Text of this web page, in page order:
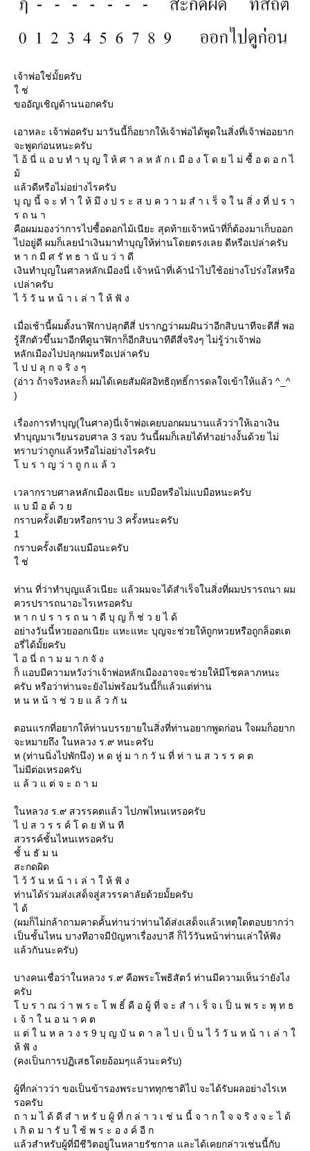
เจ้าพ่อใช่มั้ยครับ
ช่
ขออัญเชิญด้านนอกครับ
เอาหละ เจ้าพ่อครับ มาวันนี้ก็อยากให้เจ้าพ่อได้พูดในสิ่งที่เจ้าพ่ออยาก
จะพูดก่อนหนะครับ
ไ อ้ นี่ แ อ บ ทํ า บุ ญ ใ ห้ ศ า ล ห ลั ก เ มื อ ง โ ด ย ไ ม่ ซื้ อ ด อ ก ไ
ม้
ล้วดีหรือไม่อย่างไรครับ
บุ ญ นี้ จ ะ ทํ า ใ ห้ มึ ง ป ร ะ ส บ ค ว า ม สํ า เ ร็ จ ใ น สิ่ ง ที่ ป ร า
ร ถ น า
คือผมมองว่าการไปซื้อดอกไม้เนียะ สุดท้ายเจ้าหน้าที่ก็ต้องมาเก็บออก
ไปอยู่ดี ผมก็เลยนำเงินมาทำบุญให้ท่านโดยตรงเลย ดีหรือเปล่าครับ
ห า ก มี ศ รั ท ธ า นั บ ว่ า ดี
เงินทำบุญในศาลหลักเมืองนี่ เจ้าหน้าที่เค้านำไปใช้อย่างโปร่งใสหรือ
เปล่าครับ
ไ ว้ วั น ห น้ า เ ล่ า ใ ห้ ฟั ง
เมื่อเช้านี้ผมตั้งนาฬิกาปลุกตีสี่ ปรากฏว่าผมฝันว่าอีกสิบนาทีจะตีสี่ พอ
รู้สึกตัวขึ้นมาอีกทีดูนาฬิกาก็อีกสิบนาทีตีสี่จริงๆ ไม่รู้ว่าเจ้าพ่อ
หลักเมืองไปปลุกผมหรือเปล่าครับ
ไ ป ป ลุ ก จ ริ ง ๆ
(อ่าว ถ้าจริงหละก็ ผมได้เคยสัมผัสอิทธิฤทธิ์การดลใจเข้าให้แล้ว ^_^
)
เรื่องการทำบุญ(ในศาล)นี่เจ้าพ่อเคยบอกผมนานแล้วว่าให้เอาเงิน
ทำบุญมาเวียนรอบศาล 3 รอบ วันนี้ผมก็เลยได้ทำอย่างงั้นด้วย ไม่
ทราบว่าถูกแล้วหรือไม่อย่างไรครับ
บ ร า ญ ว่ า ถู ก แ ล้ ว
เวลากราบศาลหลักเมืองเนียะ แบมือหรือไม่แบมือหนะครับ
บ มื อ ด้ ว
กราบครั้งเดียวหรือกราบ 3 ครั้งหนะครับ
1
กราบครั้งเดียวแบมือนะครับ
ช่
ท่าน ที่ว่าทำบุญแล้วเนียะ แล้วผมจะได้สำเร็จในสิ่งที่ผมปรารถนา ผม
ควรปรารถนาอะไรเหรอครับ
ห า ก ป ร า ร ถ น า ดี บุ ญ ก็ ช่ ว ย ไ ด้
อย่างวันนี้หวยออกเนียะ แหะแหะ บุญจะช่วยให้ถูกหวยหรือถูกล็อตเต
อรี่ได้มั้ยครับ
ไ อ นี่ ถ า ม ม า ก จั ง
ก็ แอบมีความหวังว่าเจ้าพ่อหลักเมืองอาจจะช่วยให้มีโชคลาภหนะ
ครับ หรือว่าท่านจะยังไม่พร้อมวันนี้ก็แล้วแต่ท่าน
ห น ห น้ า ช่ ว ย แ ล้ ว กั น
ตอนแรกที่อยากให้ท่านบรรยายในสิ่งที่ท่านอยากพูดก่อน ใจผมก็อยาก
จะหมายถึง ในหลวง ร.๙ หนะครับ
ห (ท่านนิ่งไปพักนึง) ห ด หู่ ม า ก วั น ที่ ท่ า น ส ว ร ร ค ต
ไม่มีต่อเหรอครับ
ล้ ว แ ต่ จ ะ ถ า ม
นหลวง ร.๙ สวรรคตแล้ว ไปภพไหนเหรอครับ
ไ ป ส ว ร ร ค์ โ ด ย ทั น ที
สวรรค์ชั้นไหนเหรอครับ
ชั้ น ธั ม น
สะกดผิด
ไ ว้ วั น ห น้ า เ ล่ า ใ ห้ ฟั ง
ท่านได้ร่วมส่งเสด็จสู่สวรรคาลัยด้วยมั้ยครับ
ไ ด้
(ผมก็ไม่กล้าถามคาดคั้นท่านว่าท่านได้ส่งเสด็จแล้วเหตุใดตอบยากว่า
เป็นชั้นไหน บางทีอาจมีปัญหาเรื่องบาลี ก็ไว้วันหน้าท่านเล่าให้ฟัง
ล้วกันนะครับ)
บางคนเชื่อว่าในหลวง ร.๙ คือพระโพธิสัตว์ ท่านมีความเห็นว่ายังไง
ครับ
บ ร า ณ ว่ า พ ร ะ โ พ ธิ์ คื อ ผู้ ที่ จ ะ สํ า เ ร็ จ เ ป็ น พ ร ะ พุ ท ธ
เ จ้ า ใ น อ น า ค ต
ต่ ใ น ห ล ว ง ร 9 บุ ญ บั น ด า ล ไ ป เ ป็ น ไ ว้ วั น ห น้ า เ ล่ า
ห้ ฟั ง
(คงเป็นการปฏิเสธโดยอ้อมๆแล้วนะครับ)
ผู้ที่กล่าวว่า ขอเป็นข้ารองพระบาททุกชาติไป จะได้รับผลอย่างไรเห
รอครับ
ถ า ม ไ ด้ ดี สํ า ห รั บ ผู้ ที่ ก ล่ า ว เ ช่ น นี้ จ า ก ใ จ จ ริ ง จ ะ ไ ด้
เ กิ ด ม า รั บ ใ ช้ พ ร ะ อ ง ค์ อี ก
ล้วสำหรับผู้ที่มีชีวิตอยู่ในหลายรัชกาล และได้เคยกล่าวเช่นนี้กับ